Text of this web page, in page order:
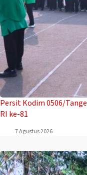
Persit Kodim 0506/
RI ke-81
7 Agustus 2026